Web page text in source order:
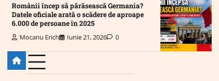
Românii încep să părăsească Germania?
Datele oficiale arată o scădere de aproape
6.000 de persoane în 2025
Mocanu Erich Iunie 21, 2026 0